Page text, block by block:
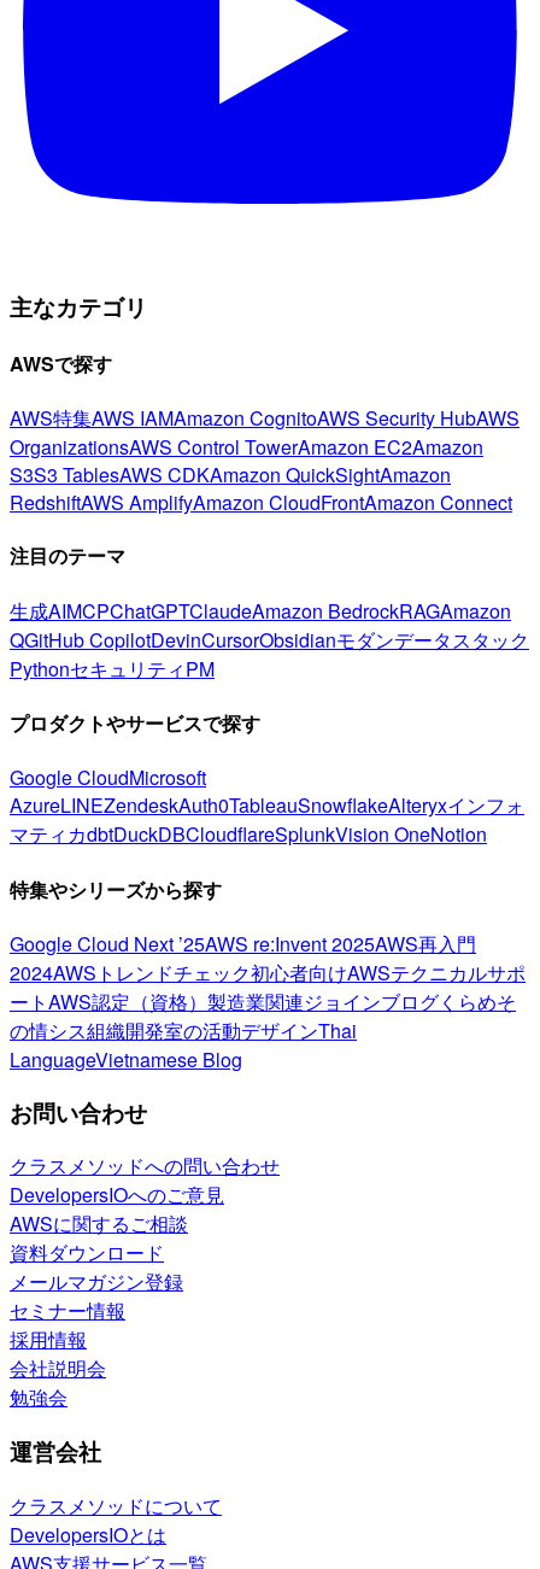
主なカテゴリ
AWSで探す
AWS特集AWS IAMAmazon CognitoAWS Security HubAWS
OrganizationsAWS Control TowerAmazon EC2Amazon
S3S3 TablesAWS CDKAmazon QuickSightAmazon
RedshiftAWS AmplifyAmazon CloudFrontAmazon Connect
注目のテーマ
生成AIMCPChatGPTClaudeAmazon BedrockRAGAmazon
QGitHub CopilotDevinCursorObsidianモダンデータスタック
PythonセキュリティPM
プロダクトやサービスで探す
Google CloudMicrosoft
AzureLINEZendeskAuth0TableauSnowflakeAlteryxインフォ
マティカdbtDuckDBCloudflareSplunkVision OneNotion
特集やシリーズから探す
Google Cloud Next ’25AWS re:Invent 2025AWS再入門
2024AWSトレンドチェック初心者向けAWSテクニカルサポ
ートAWS認定（資格） 製造業関連ジョインブログくらめそ
の情シス組織開発室の活動デザインThai
LanguageVietnamese Blog
お問い合わせ
クラスメソッドへの問い合わせ
DevelopersIOへのご意見
AWSに関するご相談
資料ダウンロード
メールマガジン登録
セミナー情報
採用情報
会社説明会
勉強会
運営会社
クラスメソッドについて
DevelopersIOとは
AWS支援サービス一覧